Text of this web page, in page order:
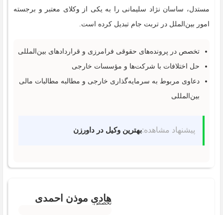
مستدل، ساسان نژاد سلیمانی را به یکی از وکلای معتبر و برجسته
امور بین‌الملل در تربت جام تبدیل کرده است.
تخصص در پرونده‌های حقوقی فرامرزی و قراردادهای بین‌المللی
حل اختلافات با شرکت‌ها و مؤسسات خارجی
دعاوی مربوط به سرمایه‌گذاری خارجی و مطالبه مطالبات مالی
بین‌المللی
پیشنهاد مشاهده:بهترین وکیل در داورزن
هادی موذن احمدی
تخصص: